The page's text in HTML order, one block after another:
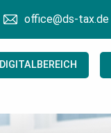
office@ds-tax.de
DIGITALBEREICH